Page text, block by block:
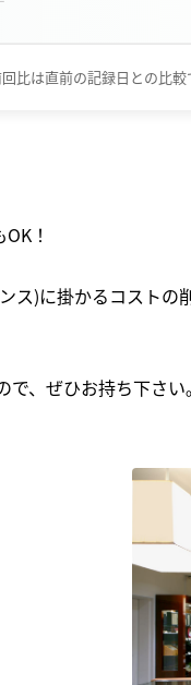
比は直前の記録日との比較
！
)に掛かるコスト
で、ぜひお持ち下さい｡